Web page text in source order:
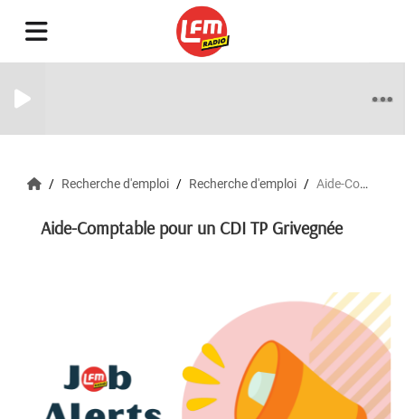
Recherche d'emploi Recherche d'emploi Aide-Comptable pour un CDI TP Grivegnée
Aide-Comptable pour un CDI TP Grivegnée